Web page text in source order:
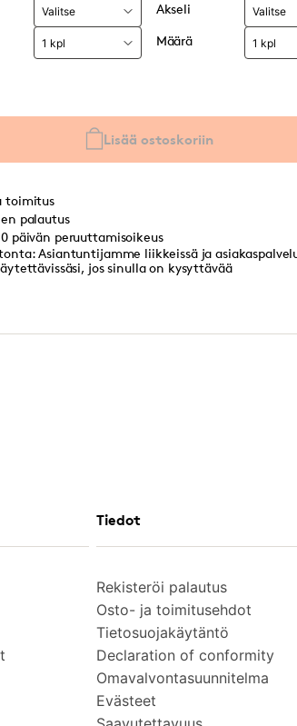
Akseli
Määrä
Lisää ostoskoriin
toimitus
palautus
päivän peruuttamisoikeus
Asiantuntijamme liikkeissä ja
jos sinulla on kysyttävää
Tiedot
Rekisteröi palautus
Osto- ja toimitusehdot
Tietosuojakäytäntö
Declaration of conformity
Omavalvontasuunnitelma
Evästeet